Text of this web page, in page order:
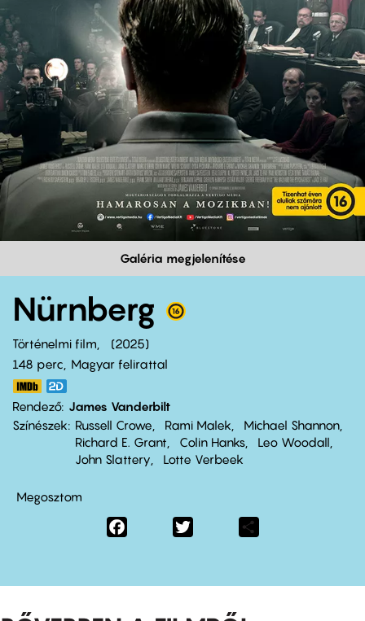
Galéria megjelenítése
Nürnberg
Történelmi film
2025
148 perc,
Magyar felirattal
Rendező James Vanderbilt
Színészek
Russell Crowe Rami Malek
Michael Shannon
Richard E. Grant
Colin Hanks
Leo Woodall
John Slattery
Lotte Verbeek
Megosztom
Facebook